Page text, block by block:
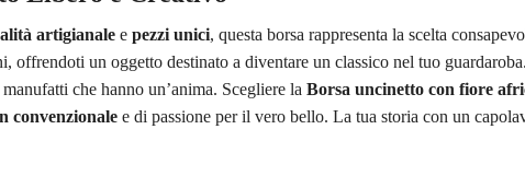
artigianalee pezzi unici, questa borsa rappresenta la scelta
offrendoti un oggetto destinato a diventare un classico nel tuo
che hanno un’anima. Scegliere la Borsa uncinetto con fiore
convenzionalee di passione per il vero bello. La tua storia con un